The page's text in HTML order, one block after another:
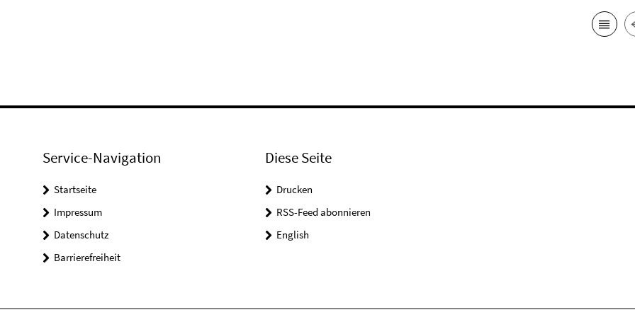
Service-Navigation
Startseite
Impressum
Datenschutz
Barrierefreiheit
Diese Seite
Drucken
RSS-Feed abonnieren
English